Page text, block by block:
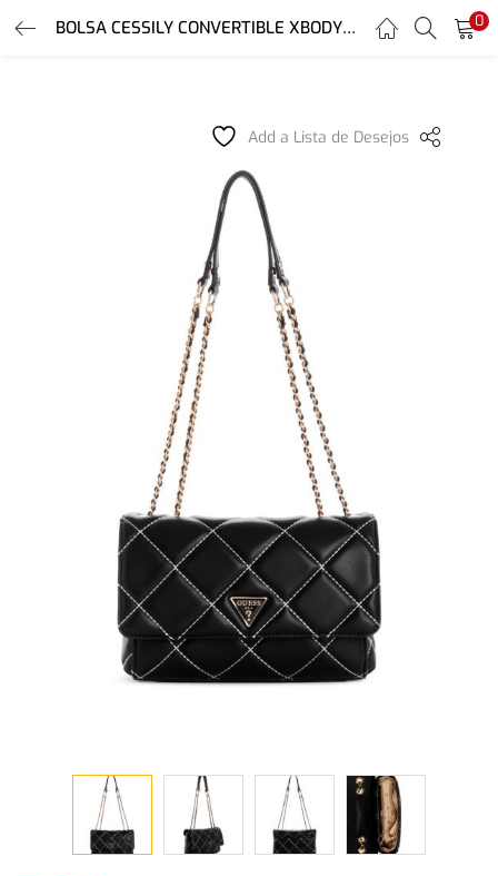
BOLSA CESSILY CONVERTIBLE XBODY FLAP 0
Add a Lista de Desejos
LOGIN REGISTER
Login com Facebook Login com